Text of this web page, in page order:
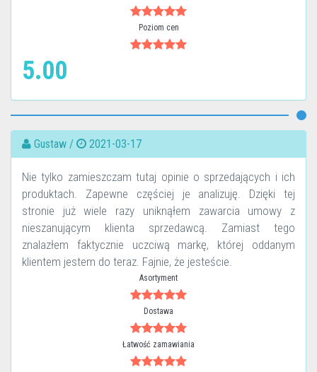
Poziom cen
5.00
Gustaw / 2021-03-17
Nie tylko zamieszczam tutaj opinie o sprzedających i ich
produktach. Zapewne częściej je analizuję. Dzięki tej
stronie już wiele razy uniknąłem zawarcia umowy z
nieszanującym klienta sprzedawcą. Zamiast tego
znalazłem faktycznie uczciwą markę, której oddanym
klientem jestem do teraz. Fajnie, że jesteście.
Asortyment
Dostawa
Łatwość zamawiania